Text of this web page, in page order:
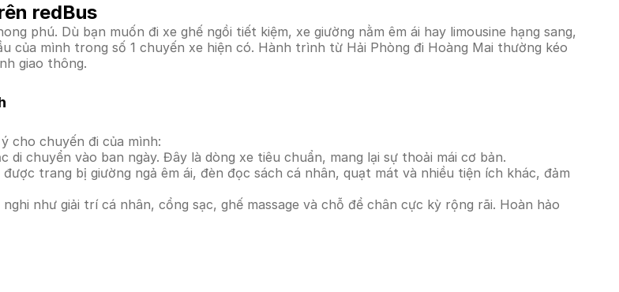
redBus
phú. Dù bạn muốn đi xe ghế ngồi tiết kiệm, xe giường nằm êm ái hay limousine hạng sang,
của mình trong số 1 chuyến xe hiện có. Hành trình từ Hải Phòng đi Hoàng Mai thường kéo
giao thông.
cho chuyến đi của mình:
chuyển vào ban ngày. Đây là dòng xe tiêu chuẩn, mang lại sự thoải mái cơ bản.
trang bị giường ngả êm ái, đèn đọc sách cá nhân, quạt mát và nhiều tiện ích khác, đảm
như giải trí cá nhân, cổng sạc, ghế massage và chỗ để chân cực kỳ rộng rãi. Hoàn hảo